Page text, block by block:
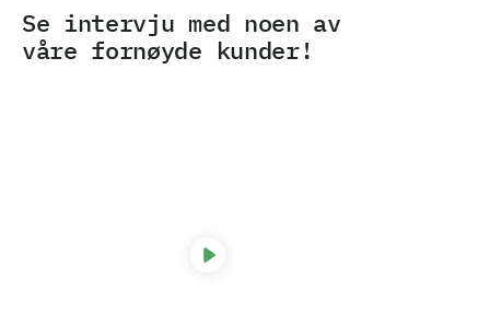
Se intervju med noen av
våre fornøyde kunder!